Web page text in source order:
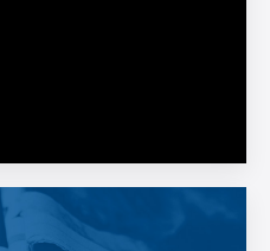
PRODUCTIVE